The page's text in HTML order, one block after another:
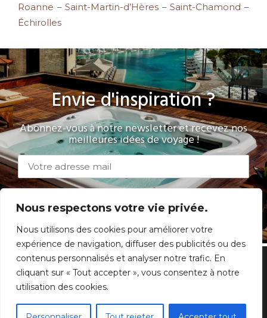
Nous respectons votre vie privée.
Nous utilisons des cookies pour améliorer votre
expérience de navigation, diffuser des publicités ou des
contenus personnalisés et analyser notre trafic. En
cliquant sur « Tout accepter », vous consentez à notre
utilisation des cookies.
Roanne –Saint-Martin-d’Hères –Saint-Chamond –
Échirolles
Envie d'inspiration ?
Abonnez-vous à notre newsletter et recevez nos
meilleures idées de voyage !
Questions fréquentes|Mentions légales | C.G.V|
Chambres avec Jacuzzi